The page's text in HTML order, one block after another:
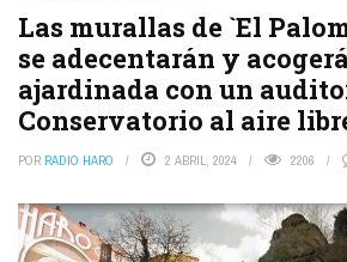
Las murallas de `El
se adecentarán y
ajardinada con un
Conservatorio al aire
POR RADIO HARO 2 ABRIL, 2024 2206